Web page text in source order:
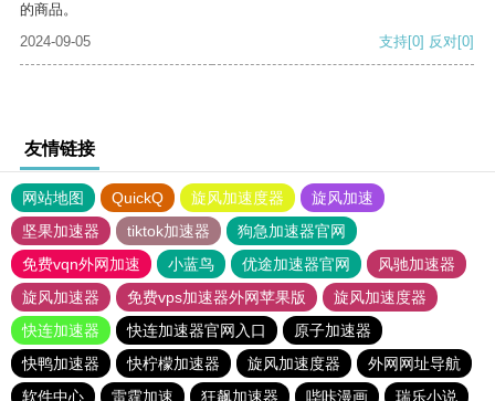
的商品。
2024-09-05
支持[0] 反对[0]
友情链接
网站地图 QuickQ 旋风加速度器
旋风加速
坚果加速器
tiktok加速器
狗急加速器官网
免费vqn外网加速
小蓝鸟 优途加速器官网
风驰加速器
旋风加速器
免费vps加速器外网苹果版
旋风加速度器
快连加速器
快连加速器官网入口
原子加速器
快鸭加速器
快柠檬加速器 旋风加速度器
外网网址导航
软件中心
雷霆加速 狂飙加速器 哔咔漫画 瑞乐小说